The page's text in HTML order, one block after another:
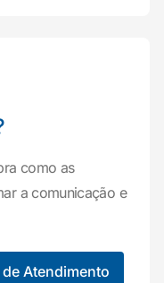
como as
a comunicação e
Atendimento